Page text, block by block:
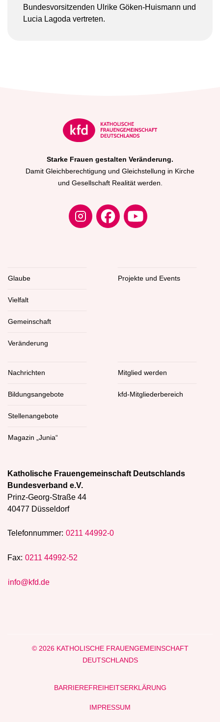
Bundesvorsitzenden Ulrike Göken-Huismann und
Lucia Lagoda vertreten.
Starke Frauen gestalten Veränderung.
Damit Gleichberechtigung und Gleichstellung in Kirche
und Gesellschaft Realität werden.
Glaube
Vielfalt
Gemeinschaft
Veränderung
Projekte und Events
Nachrichten
Bildungsangebote
Stellenangebote
Magazin „Junia“
Mitglied werden
kfd-Mitgliederbereich
Katholische Frauengemeinschaft Deutschlands
Bundesverband e.V.
Prinz-Georg-Straße 44
40477 Düsseldorf
Telefonnummer: 0211 44992-0
Fax: 0211 44992-52
info@kfd.de
© 2026 KATHOLISCHE FRAUENGEMEINSCHAFT
DEUTSCHLANDS
BARRIEREFREIHEITSERKLÄRUNG
IMPRESSUM